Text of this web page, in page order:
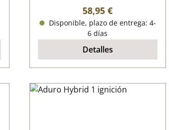
Precio normal:
58,95 €
Disponible, plazo de entrega: 4-
6 días
Detalles